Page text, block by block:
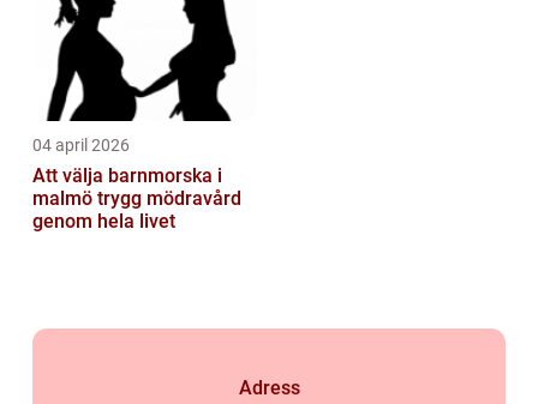
04 april 2026
Att välja barnmorska i
malmö trygg mödravård
genom hela livet
Adress